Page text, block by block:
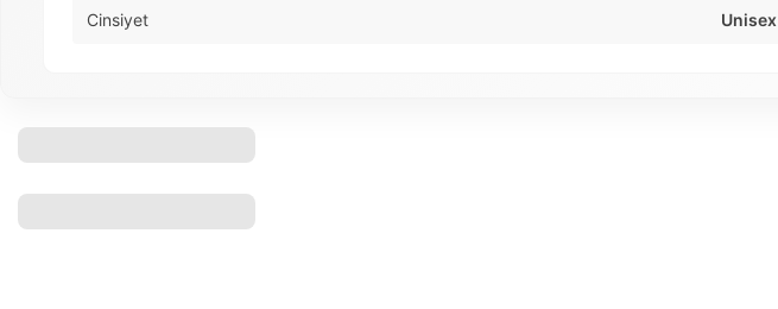
Cinsiyet Unisex